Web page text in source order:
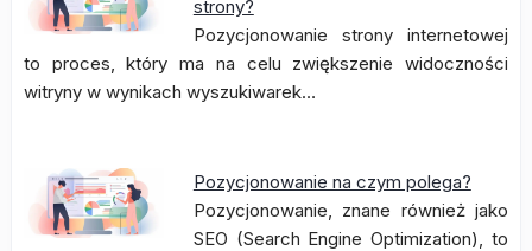
strony?
Pozycjonowanie strony internetowej
to proces, który ma na celu zwiększenie widoczności
witryny w wynikach wyszukiwarek…
Pozycjonowanie na czym polega?
Pozycjonowanie, znane również jako
SEO (Search Engine Optimization), to